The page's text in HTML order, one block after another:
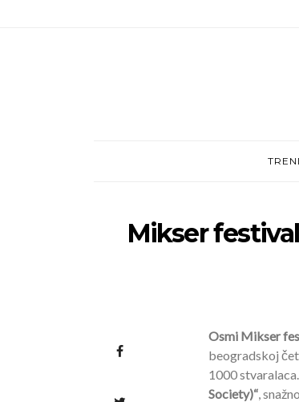
Mikser
Osmi Mikser
beogradskoj
1000
Society)“,